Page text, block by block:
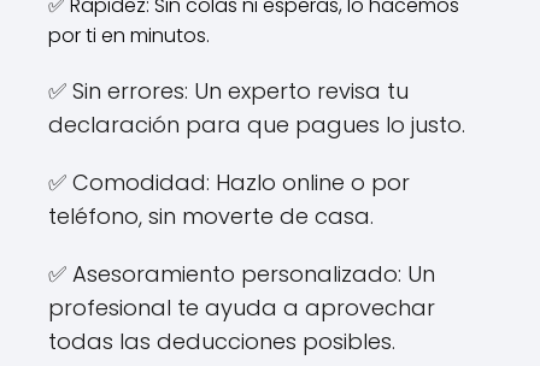
por ti en minutos.
✅ Sin errores: Un experto revisa tu
declaración para que pagues lo justo.
✅ Comodidad: Hazlo online o por
teléfono, sin moverte de casa.
✅ Asesoramiento personalizado: Un
profesional te ayuda a aprovechar
todas las deducciones posibles.